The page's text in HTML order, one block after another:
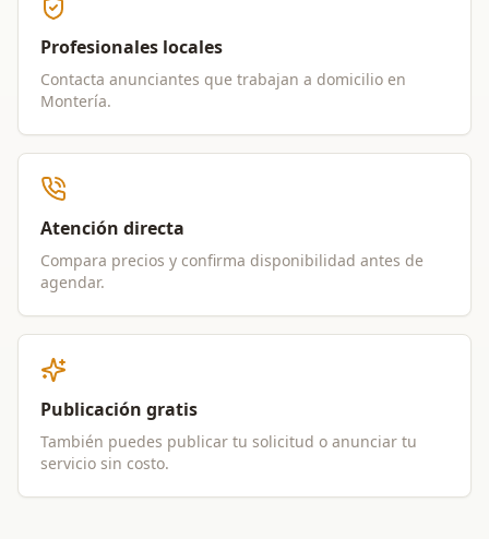
Profesionales locales
Contacta anunciantes que trabajan a domicilio en
Montería.
Atención directa
Compara precios y confirma disponibilidad antes de
agendar.
Publicación gratis
También puedes publicar tu solicitud o anunciar tu
servicio sin costo.